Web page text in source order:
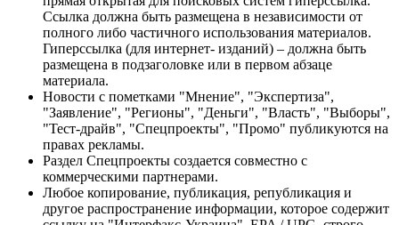
Ссылка должна быть размещена в независимости от
полного либо частичного использования материалов.
Гиперссылка (для интернет- изданий) – должна быть
размещена в подзаголовке или в первом абзаце
материала.
Новости с пометками "Мнение", "Экспертиза",
"Заявление", "Регионы", "Деньги", "Власть", "Выборы",
"Тест-драйв", "Спецпроекты", "Промо" публикуются на
правах рекламы.
Раздел Спецпроекты создается совместно с
коммерческими партнерами.
Любое копирование, публикация, републикация и
другое распространение информации, которое содержит